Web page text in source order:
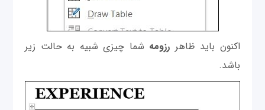
اکنون باید ظاهر رزومه شما چیزی شبیه به حالت زیر
باشد.